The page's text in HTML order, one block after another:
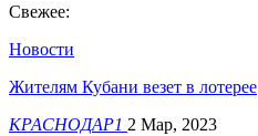
Свежее:
Новости
Жителям Кубани везет в лотерее
КРАСНОДАР1 2 Мар, 2023